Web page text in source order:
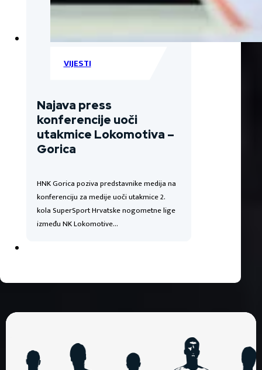
VIJESTI
Najava press
konferencije uoči
utakmice Lokomotiva –
Gorica
HNK Gorica poziva predstavnike medija na
konferenciju za medije uoči utakmice 2.
kola SuperSport Hrvatske nogometne lige
između NK Lokomotive…